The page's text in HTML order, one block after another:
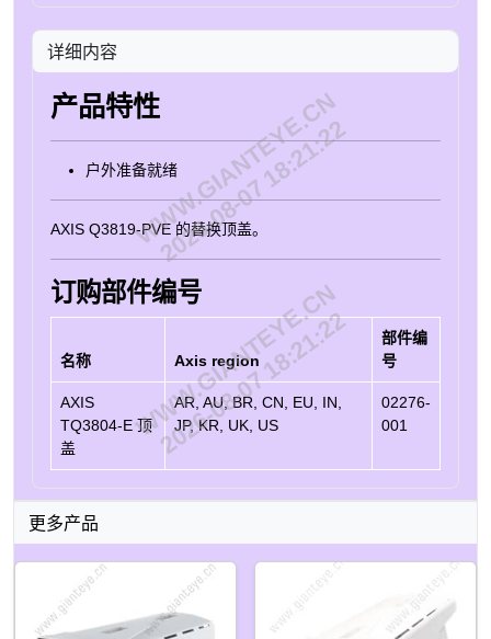
详细内容
产品特性
户外准备就绪
AXIS Q3819-PVE 的替换顶盖。
订购部件编号
名称 Axis region
部件编
号
AXIS
TQ3804-E 顶
盖
AR, AU, BR, CN, EU, IN,
JP, KR, UK, US
02276-
001
更多产品
WWW.GIANTEYE.CN
2026-08-07 18:21:22
WWW.GIANTEYE.CN
2026-08-07 18:21:22